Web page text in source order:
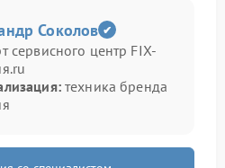
по характерным
или под нагрузкой;
корпуса;
Соколов
сервисного центр FIX-
техника бренда